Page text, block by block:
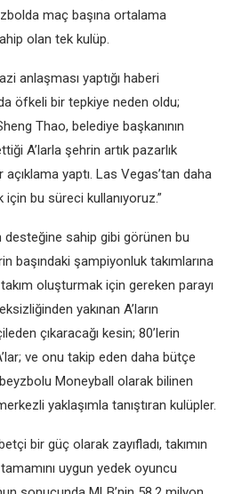
maç başına ortalama
olan tek kulüp.
anlaşması yaptığı haberi
öfkeli bir tepkiye neden oldu;
Thao, belediye başkanının
A’larla şehrin artık pazarlık
açıklama yaptı. Las Vegas’tan daha
bu süreci kullanıyoruz.”
desteğine sahip gibi görünen bu
başındaki şampiyonluk takımlarına
oluşturmak için gereken parayı
yakınan A’ların
çıkaracağı kesin; 80’lerin
ve onu takip eden daha bütçe
Moneyball olarak bilinen
yaklaşımla tanıştıran kulüpler.
bir güç olarak zayıfladı, takımın
uygun yedek oyuncu